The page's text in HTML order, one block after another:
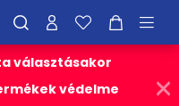
választásakor
védelme